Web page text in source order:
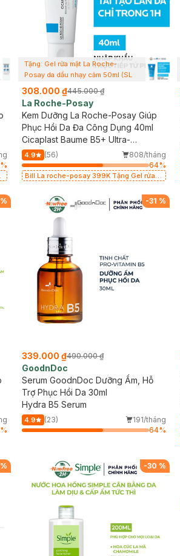
%
Tặng: Gel rửa mặt La Roche-
Posay da dầu nhạy cảm 50ml (SL
308.000 ₫445.000 ₫
La Roche-Posay
Kem Dưỡng La Roche-Posay Giúp
Phục Hồi Da Đa Công Dụng 40ml
Cicaplast Baume B5+ Ultra-
Repairing Soothing Balm
4.9 (56)
808/tháng
64%
Bill La roche-posay 399K Tặng Gel rửa
%
-31 %
339.000 ₫490.000 ₫
GoodnDoc
Serum GoodnDoc Dưỡng Ẩm, Hỗ
Trợ Phục Hồi Da 30ml
Hydra B5 Serum
4.9 (23)
191/tháng
64%
% -30 %